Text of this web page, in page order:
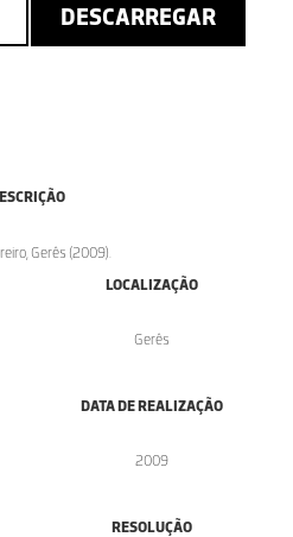
DESCARREGAR
Gerês (2009).
LOCALIZAÇÃO
Gerês
DATA DE REALIZAÇÃO
2009
RESOLUÇÃO